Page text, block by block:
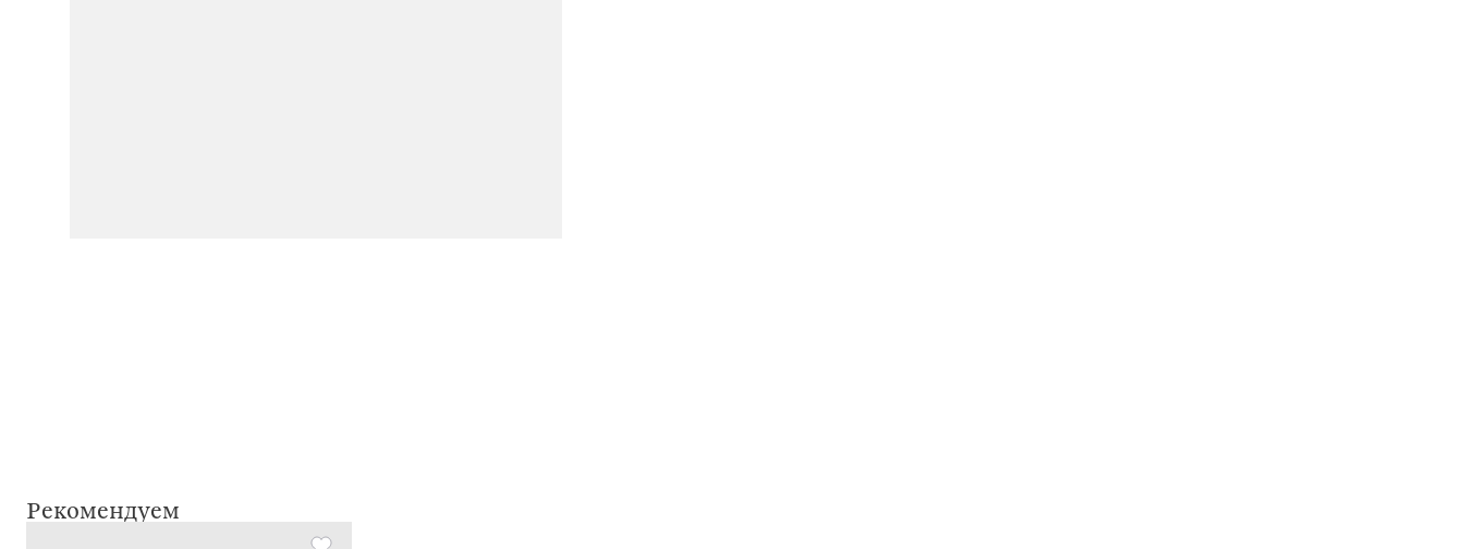
Рекомендуем